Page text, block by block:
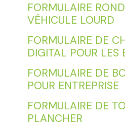
FORMULAIRE
VÉHICULE LOURD
FORMULAIRE DE
DIGITAL POUR LES
FORMULAIRE DE
POUR ENTREPRISE
FORMULAIRE DE
PLANCHER